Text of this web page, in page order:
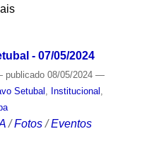
- 07/05/2024
publicado08/05/2024 —
Setubal, Institucional ,
/Fotos /Eventos